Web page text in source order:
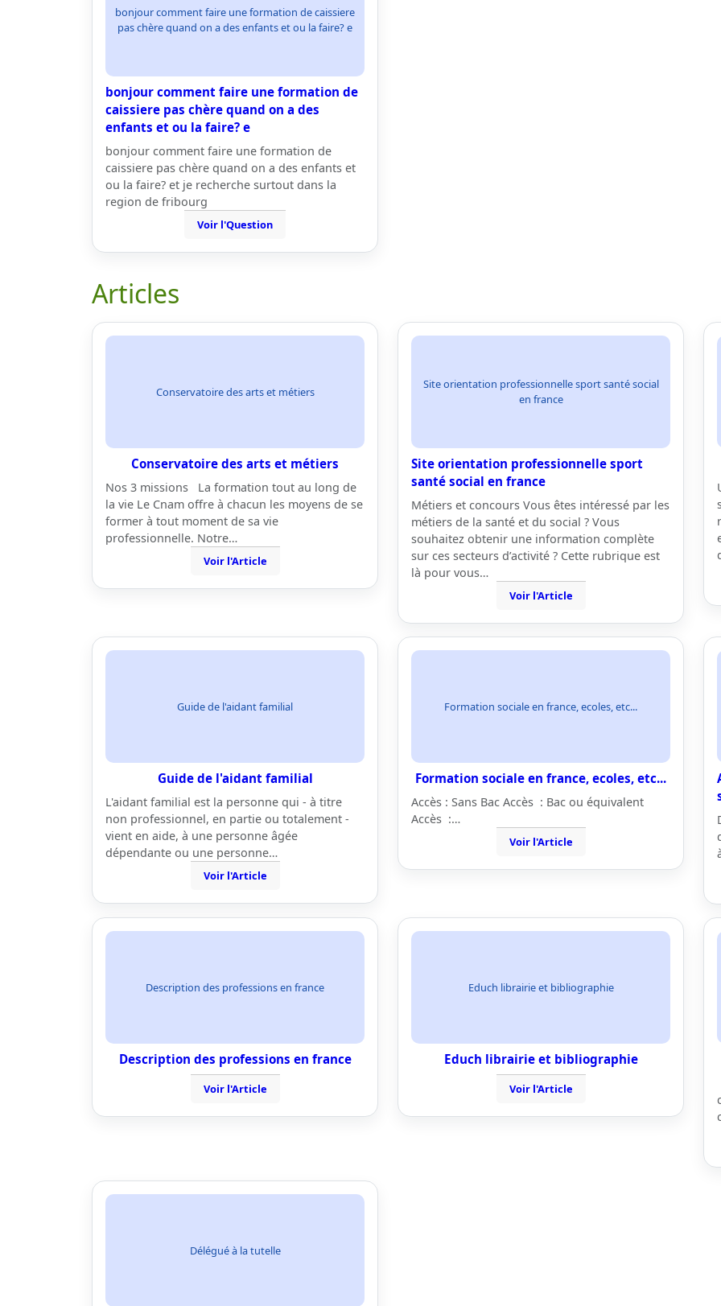
bonjour comment faire une formation de caissiere
pas chère quand on a des enfants et ou la faire? e
bonjour comment faire une formation de
caissiere pas chère quand on a des
enfants et ou la faire? e
bonjour comment faire une formation de
caissiere pas chère quand on a des enfants et
ou la faire? et je recherche surtout dans la
region de fribourg
Voir l'Question
Articles
Conservatoire des arts et métiers
Conservatoire des arts et métiers
Nos 3 missions La formation tout au long de
la vie Le Cnam offre à chacun les moyens de se
former à tout moment de sa vie
professionnelle. Notre…
Voir l'Article
Site orientation professionnelle sport santé social
en france
Site orientation professionnelle sport
santé social en france
Métiers et concours Vous êtes intéressé par les
métiers de la santé et du social ? Vous
souhaitez obtenir une information complète
sur ces secteurs d’activité ? Cette rubrique est
là pour vous…
Voir l'Article
Guide de l'aidant familial
Guide de l'aidant familial
L'aidant familial est la personne qui - à titre
non professionnel, en partie ou totalement -
vient en aide, à une personne âgée
dépendante ou une personne…
Voir l'Article
Formation sociale en france, ecoles, etc...
Formation sociale en france, ecoles, etc...
Accès : Sans Bac Accès : Bac ou équivalent
Accès :…
Voir l'Article
Description des professions en france
Description des professions en france
Voir l'Article
Educh librairie et bibliographie
Educh librairie et bibliographie
Voir l'Article
Délégué à la tutelle